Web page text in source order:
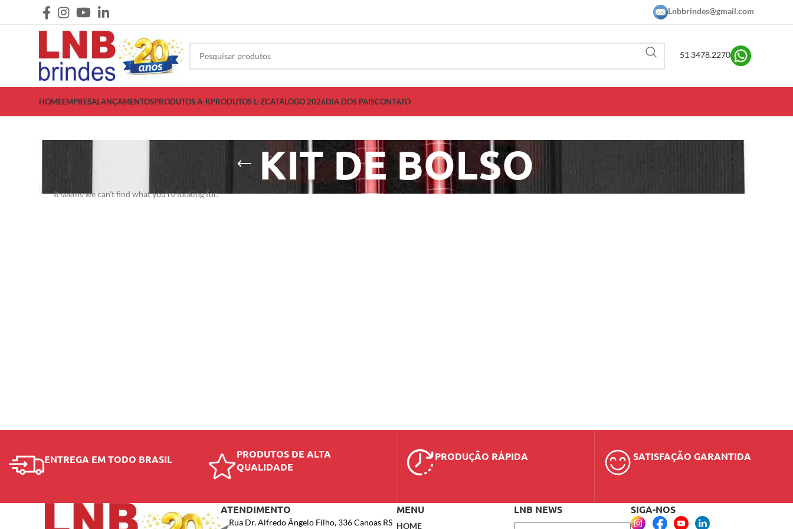
Lnbbrindes@gmail.com
51 3478.2270
HOMEEMPRESALANÇAMENTOSPRODUTOS A-KPRODUTOS L-ZCATÁLOGO 2026DIA DOS PAISCONTATO
KIT DE BOLSO
It seems we can't find what you're looking for.
ENTREGA EM TODO BRASIL
PRODUTOS DE ALTA
QUALIDADE
PRODUÇÃO RÁPIDA SATISFAÇÃO GARANTIDA
ATENDIMENTO
Rua Dr. Alfredo Ângelo Filho, 336 Canoas RS
MENU
HOME
LNB NEWS SIGA-NOS